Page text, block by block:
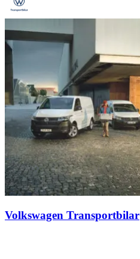
Volkswagen Transportbilar